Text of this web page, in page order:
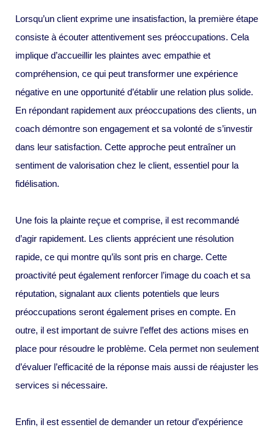
Lorsqu’un client exprime une insatisfaction, la première étape
consiste à écouter attentivement ses préoccupations. Cela
implique d’accueillir les plaintes avec empathie et
compréhension, ce qui peut transformer une expérience
négative en une opportunité d’établir une relation plus solide.
En répondant rapidement aux préoccupations des clients, un
coach démontre son engagement et sa volonté de s’investir
dans leur satisfaction. Cette approche peut entraîner un
sentiment de valorisation chez le client, essentiel pour la
fidélisation.
Une fois la plainte reçue et comprise, il est recommandé
d’agir rapidement. Les clients apprécient une résolution
rapide, ce qui montre qu’ils sont pris en charge. Cette
proactivité peut également renforcer l’image du coach et sa
réputation, signalant aux clients potentiels que leurs
préoccupations seront également prises en compte. En
outre, il est important de suivre l’effet des actions mises en
place pour résoudre le problème. Cela permet non seulement
d’évaluer l’efficacité de la réponse mais aussi de réajuster les
services si nécessaire.
Enfin, il est essentiel de demander un retour d’expérience